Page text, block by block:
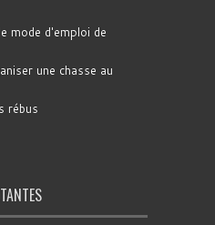
mode d'emploi de
une chasse au
rébus